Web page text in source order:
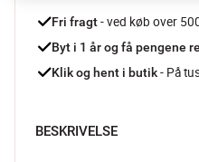
Fri fragt - ved køb over
Byt i 1 år og få pengene
Klik og hent i butik - På
BESKRIVELSE